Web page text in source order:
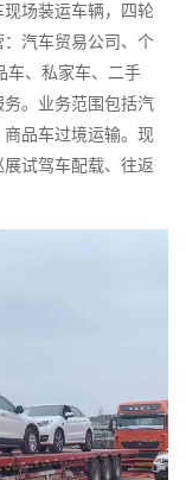
场装运车辆，四轮
汽车贸易公司、个
车、私家车、二手
。业务范围包括汽
品车过境运输。现
试驾车配载、往返